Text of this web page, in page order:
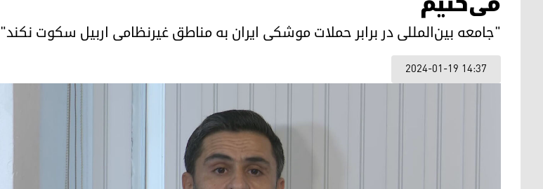
"جامعه بین‌المللی در برابر حملات موشکی ایران به مناطق غیرنظامی اربیل سکوت نکند"
2024-01-19 14:37